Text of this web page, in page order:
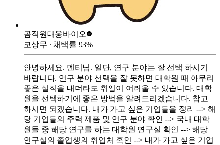
곰직원대웅바이오
코상무 ∙ 채택률 93%
안녕하세요. 멘티님. 일단, 연구 분야는 잘 선택 하시기
바랍니다. 연구 분야 선택을 잘 못하면 대학원 때 아무리
좋은 실적을 내더라도 취업이 어려울 수 있습니다. 대학
원을 선택하기에 좋은 방법을 알려드리겠습니다. 참고
하시면 되겠습니다. 내가 가고 싶은 기업들을 정리 --> 해
당 기업들의 주력 제품 및 연구 분야 확인 --> 국내 대학
원들 중 해당 연구를 하는 대학원 연구실 확인 --> 해당
연구실의 졸업생의 취업처 혹인 --> 내가 가고 싶은 기업